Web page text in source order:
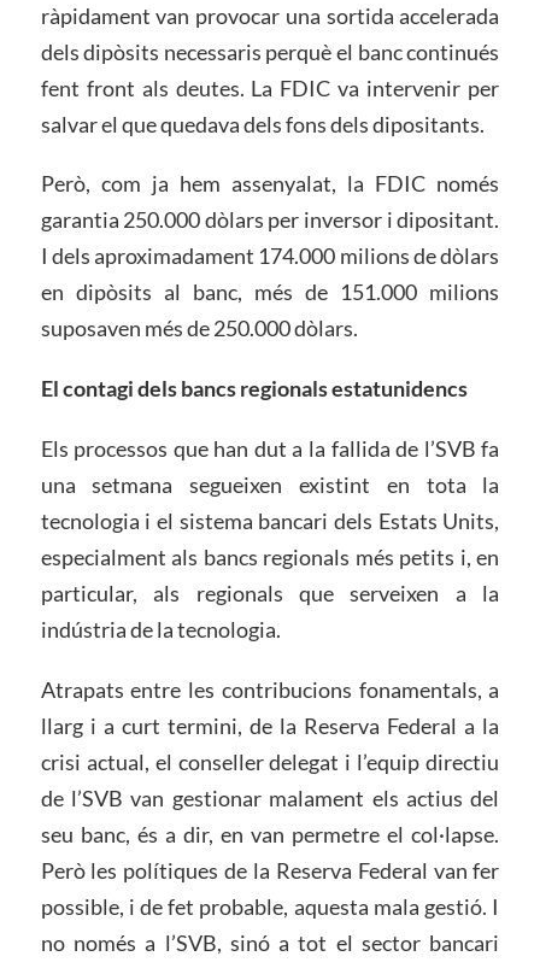
ràpidament van provocar una sortida accelerada
dels dipòsits necessaris perquè el banc continués
fent front als deutes. La FDIC va intervenir per
salvar el que quedava dels fons dels dipositants.
Però, com ja hem assenyalat, la FDIC només
garantia 250.000 dòlars per inversor i dipositant.
I dels aproximadament 174.000 milions de dòlars
en dipòsits al banc, més de 151.000 milions
suposaven més de 250.000 dòlars.
El contagi dels bancs regionalsestatunidencs
Els processos que han dut a la fallida de l’SVB fa
una setmana segueixen existint en tota la
tecnologia i el sistema bancari dels Estats Units,
especialment als bancs regionals més petits i, en
particular, als regionals que serveixen a la
indústria de la tecnologia.
Atrapats entre les contribucions fonamentals, a
llarg i a curt termini, de la Reserva Federal a la
crisi actual, el conseller delegat i l’equip directiu
de l’SVB van gestionar malament els actius del
seu banc, és a dir, en van permetre el col·lapse.
Però les polítiques de la Reserva Federal van fer
possible, i de fet probable, aquesta mala gestió. I
no només a l’SVB, sinó a tot el sector bancari